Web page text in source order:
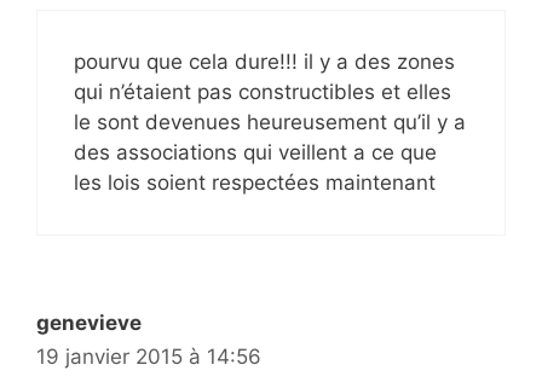
pourvu que cela dure!!! il y a des zones
qui n’étaient pas constructibles et elles
le sont devenues heureusement qu’il y a
des associations qui veillent a ce que
les lois soient respectées maintenant
genevieve
19 janvier 2015 à 14:56